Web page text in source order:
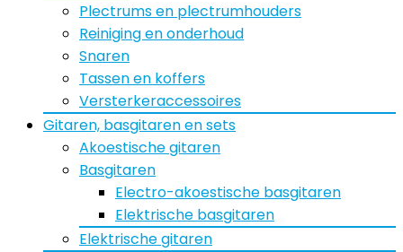
Plectrums en plectrumhouders
Reiniging en onderhoud
Snaren
Tassen en koffers
Versterkeraccessoires
Gitaren, basgitaren en sets
Akoestische gitaren
Basgitaren
Electro-akoestische basgitaren
Elektrische basgitaren
Elektrische gitaren